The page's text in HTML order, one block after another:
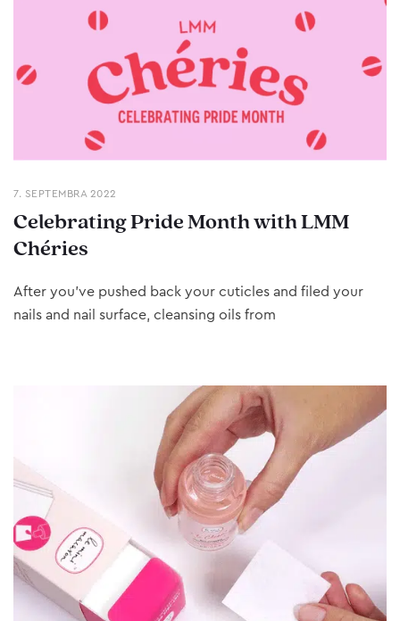
7. SEPTEMBRA 2022
Celebrating Pride Month with LMM
Chéries
After you’ve pushed back your cuticles and filed your
nails and nail surface, cleansing oils from